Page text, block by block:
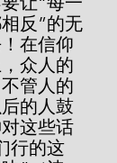
反”的无
在信仰
众人的
管人的
的人鼓
这些话
行的这